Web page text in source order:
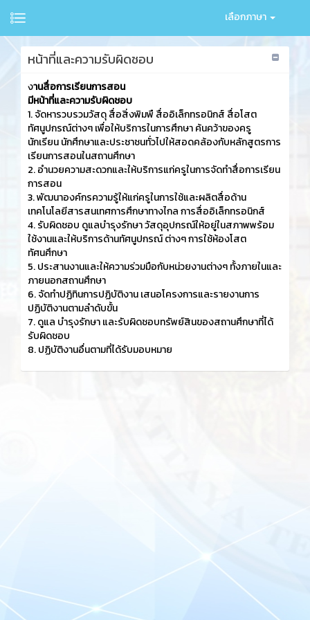
เลือกภาษา
หน้าที่และความรับผิดชอบ
งานสื่อการเรียนการสอน
มีหน้าที่และความรับผิดชอบ
1. จัดหารวบรวมวัสดุ สื่อสิ่งพิมพื สื่ออิเล็กทรอนิกส์ สื่อโสต
ทัศนูปกรณ์ต่างๆ เพื่อให้บริการในการศึกษา ค้นคว้าของครู
นักเรียน นักศึกษาและประชาชนทั่วไปให้สอดคล้องกับหลักสูตรการ
เรียนการสอนในสถานศึกษา
2. อำนวยความสะดวกและให้บริการแก่ครูในการจัดทำสื่อการเรียน
การสอน
3. พัฒนาองค์กรความรู้ให้แก่ครูในการใช้และผลิตสื่อด้าน
เทคโนโลยีสารสนเทศการศึกษาทางไกล การสื่ออิเล็กทรอนิกส์
4. รับผิดชอบ ดูแลบำรุงรักษา วัสดุอุปกรณ์ให้อยู่ในสภาพพร้อม
ใช้งานและให้บริการด้านทัศนูปกรณ์ ต่างๆ การใช้ห้องโสต
ทัศนศึกษา
5. ประสานงานและให้ความร่วมมือกับหน่วยงานต่างๆ ทั้งภายในและ
ภายนอกสถานศึกษา
6. จัดทำปฏิทินการปฏิบัติงาน เสนอโครงการและรายงานการ
ปฏิบัติงานตามลำดับขั้น
7. ดูแล บำรุงรักษา และรับผิดชอบทรัพย์สินของสถานศึกษาที่ได้
รับผิดชอบ
8. ปฏิบัติงานอื่นตามที่ได้รับมอบหมาย